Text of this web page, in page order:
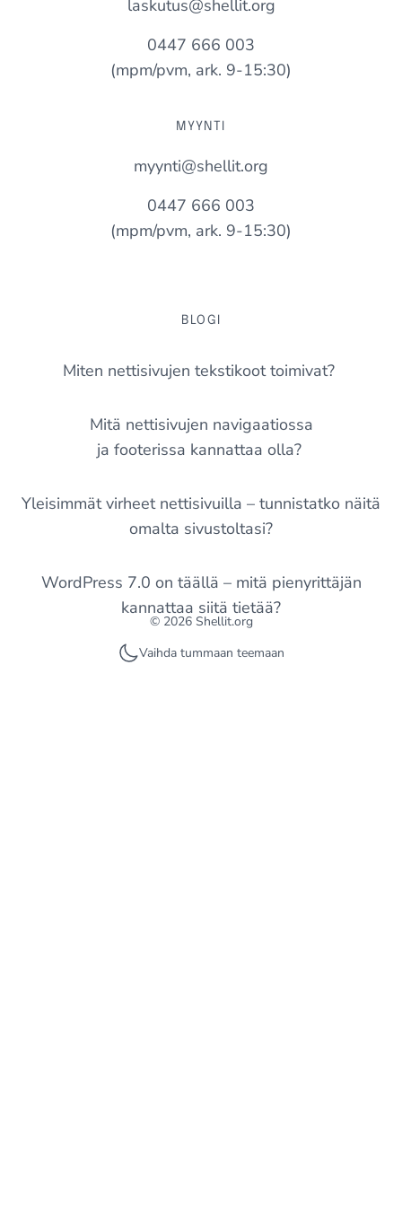
laskutus@shellit.org
0447 666 003
(mpm/pvm, ark. 9-15:30)
MYYNTI
myynti@shellit.org
0447 666 003
(mpm/pvm, ark. 9-15:30)
BLOGI
Miten nettisivujen tekstikoot toimivat?
Mitä nettisivujen navigaatiossa
ja footerissa kannattaa olla?
Yleisimmät virheet nettisivuilla – tunnistatko näitä
omalta sivustoltasi?
WordPress 7.0 on täällä – mitä pienyrittäjän
kannattaa siitä tietää?
© 2026 Shellit.org
Vaihda tummaan teemaan